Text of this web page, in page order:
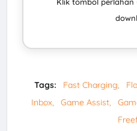
Tags: Fast Charging
Inbox
Game Assist